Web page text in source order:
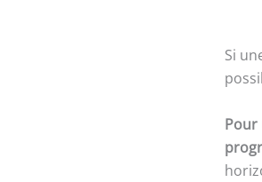
Si
Pour